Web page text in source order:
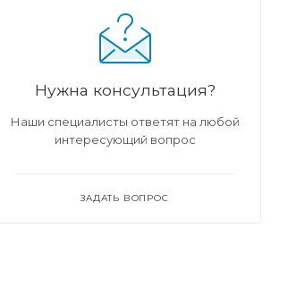
Нужна консультация?
Наши специалисты ответят на любой
интересующий вопрос
ЗАДАТЬ ВОПРОС